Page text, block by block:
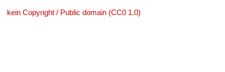
kein Copyright / Public domain (CC0 1.0)